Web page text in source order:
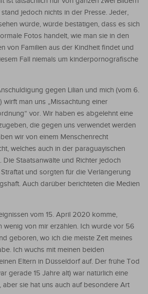
jedoch nichts in der Presse. Jeder,
würde, würde bestätigen, dass es sich
Fotos handelt, wie man sie in den
von Familien aus der Kindheit findet und
Fall niemals um kinderpornografische
gegen Lilian und mich (vom 6.
man uns „Missachtung einer
vor. Wir haben es abgelehnt eine
die gegen uns verwendet werden
wir von einem Menschenrecht
welches auch in der paraguayischen
Die Staatsanwälte und Richter jedoch
und sorgten für die Verlängerung
Auch darüber berichteten die Medien
vom 15. April 2020 komme,
wenig von mir erzählen. Ich wurde vor 56
geboren, wo ich die meiste Zeit meines
Ich wuchs mit meinen beiden
Eltern in Düsseldorf auf. Der frühe Tod
gerade 15 Jahre alt) war natürlich eine
aber sie hat uns auch auf besondere Art